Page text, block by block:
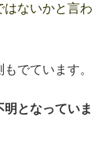
はないかと言わ
でています。
明となっていま